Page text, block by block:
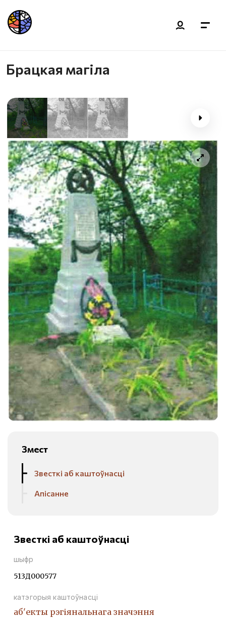
Брацкая магiла
Змест
Звесткі аб каштоўнасці
Апісанне
Звесткі аб каштоўнасці
шыфр
513Д000577
катэгорыя каштоўнасці
аб'екты рэгіянальнага значэння